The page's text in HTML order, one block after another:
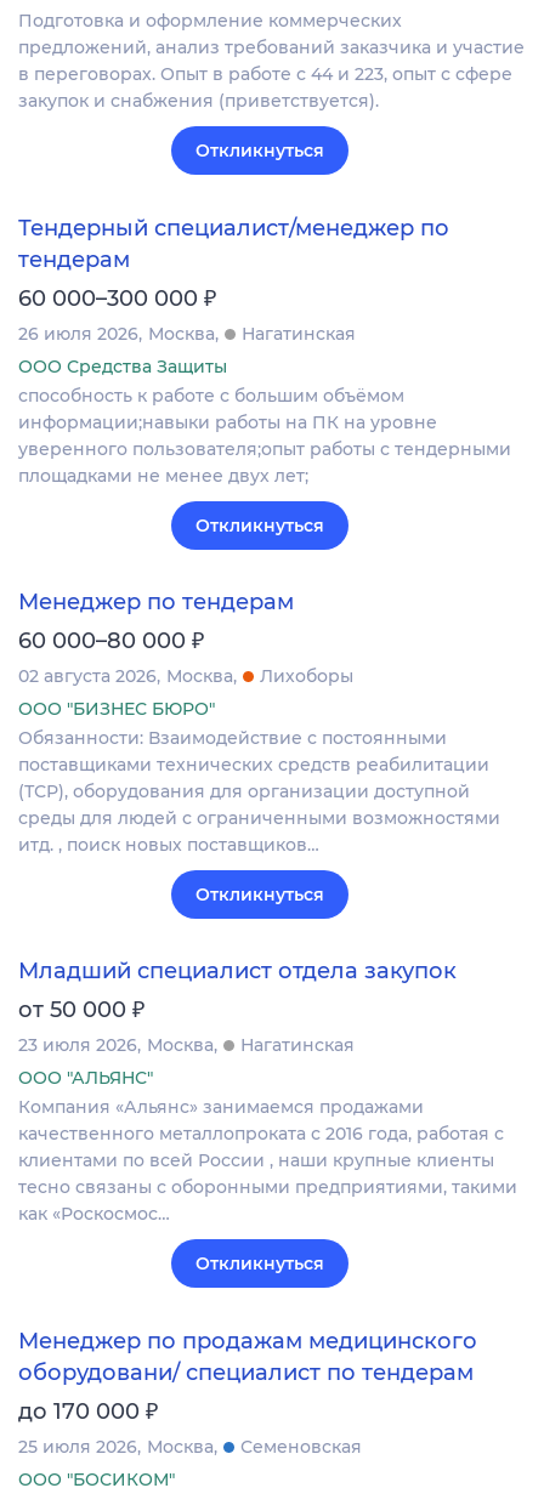
Подготовка и оформление коммерческих
предложений, анализ требований заказчика и участие
в переговорах. Опыт в работе с 44 и 223, опыт с сфере
закупок и снабжения (приветствуется).
Откликнуться
Тендерный специалист/менеджер по
тендерам
60 000–300 000 ₽
26 июля 2026 Москва
Нагатинская
ООО Средства Защиты
способность к работе с большим объёмом
информации;навыки работы на ПК на уровне
уверенного пользователя;опыт работы с тендерными
площадками не менее двух лет;
Откликнуться
Менеджер по тендерам
60 000–80 000 ₽
02 августа 2026 Москва
Лихоборы
ООО "БИЗНЕС БЮРО"
Обязанности: Взаимодействие с постоянными
поставщиками технических средств реабилитации
(ТСР), оборудования для организации доступной
среды для людей с ограниченными возможностями
итд. , поиск новых поставщиков…
Откликнуться
Младший специалист отдела закупок
от 50 000 ₽
23 июля 2026 Москва
Нагатинская
ООО "АЛЬЯНС"
Компания «Альянс» занимаемся продажами
качественного металлопроката с 2016 года, работая с
клиентами по всей России , наши крупные клиенты
тесно связаны с оборонными предприятиями, такими
как «Роскосмос…
Откликнуться
Менеджер по продажам медицинского
оборудовани/ специалист по тендерам
до 170 000 ₽
25 июля 2026 Москва
Семеновская
ООО "БОСИКОМ"